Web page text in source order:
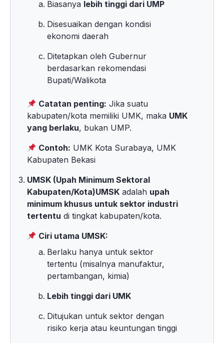
Biasanya lebih tinggi dari UMP
Disesuaikan dengan kondisi
ekonomi daerah
Ditetapkan oleh Gubernur
berdasarkan rekomendasi
Bupati/Walikota
Catatan penting: Jika suatu
kabupaten/kota memiliki UMK, maka UMK
yang berlaku, bukan UMP.
Contoh: UMK Kota Surabaya, UMK
Kabupaten Bekasi
UMSK (Upah Minimum Sektoral
Kabupaten/Kota)UMSK adalah upah
minimum khusus untuk sektor industri
tertentu di tingkat kabupaten/kota.
Ciri utama UMSK:
Berlaku hanya untuk sektor
tertentu (misalnya manufaktur,
pertambangan, kimia)
Lebih tinggi dari UMK
Ditujukan untuk sektor dengan
risiko kerja atau keuntungan tinggi